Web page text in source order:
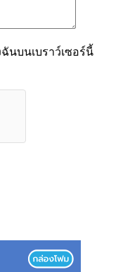
นบนเบราว์เซอร์นี้